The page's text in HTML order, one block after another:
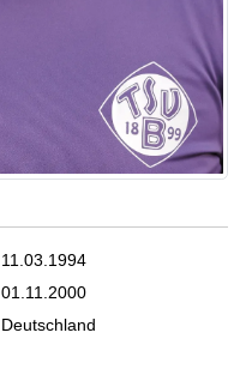
11.03.1994
01.11.2000
Deutschland